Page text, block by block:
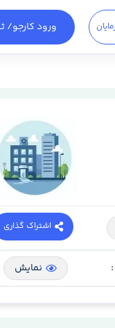
ورود کارجو/
اشتراک گذاری
نمایش